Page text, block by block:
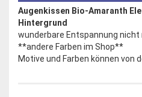
Augenkissen Bio-Amaranth
Hintergrund
wunderbare Entspannung nicht
**andere Farben im Shop**
Motive und Farben können von